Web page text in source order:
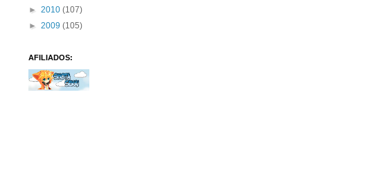
► 2010 (107)
► 2009 (105)
AFILIADOS: